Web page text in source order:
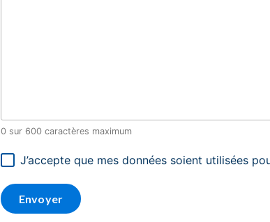
0 sur 600 caractères maximum
Consentement
J’accepte que mes données soient utilisées
Envoyer